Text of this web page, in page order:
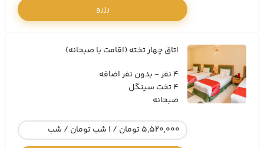
رزرو
اتاق چهار تخته (اقامت با صبحانه)
4 نفر - بدون نفر اضافه
4 تخت سینگل
صبحانه
5,520,000 تومان / 1 شب تومان / شب